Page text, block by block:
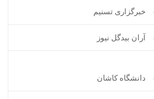
خبرگزاری تسنیم
آران بیدگل نیوز
دانشگاه کاشان